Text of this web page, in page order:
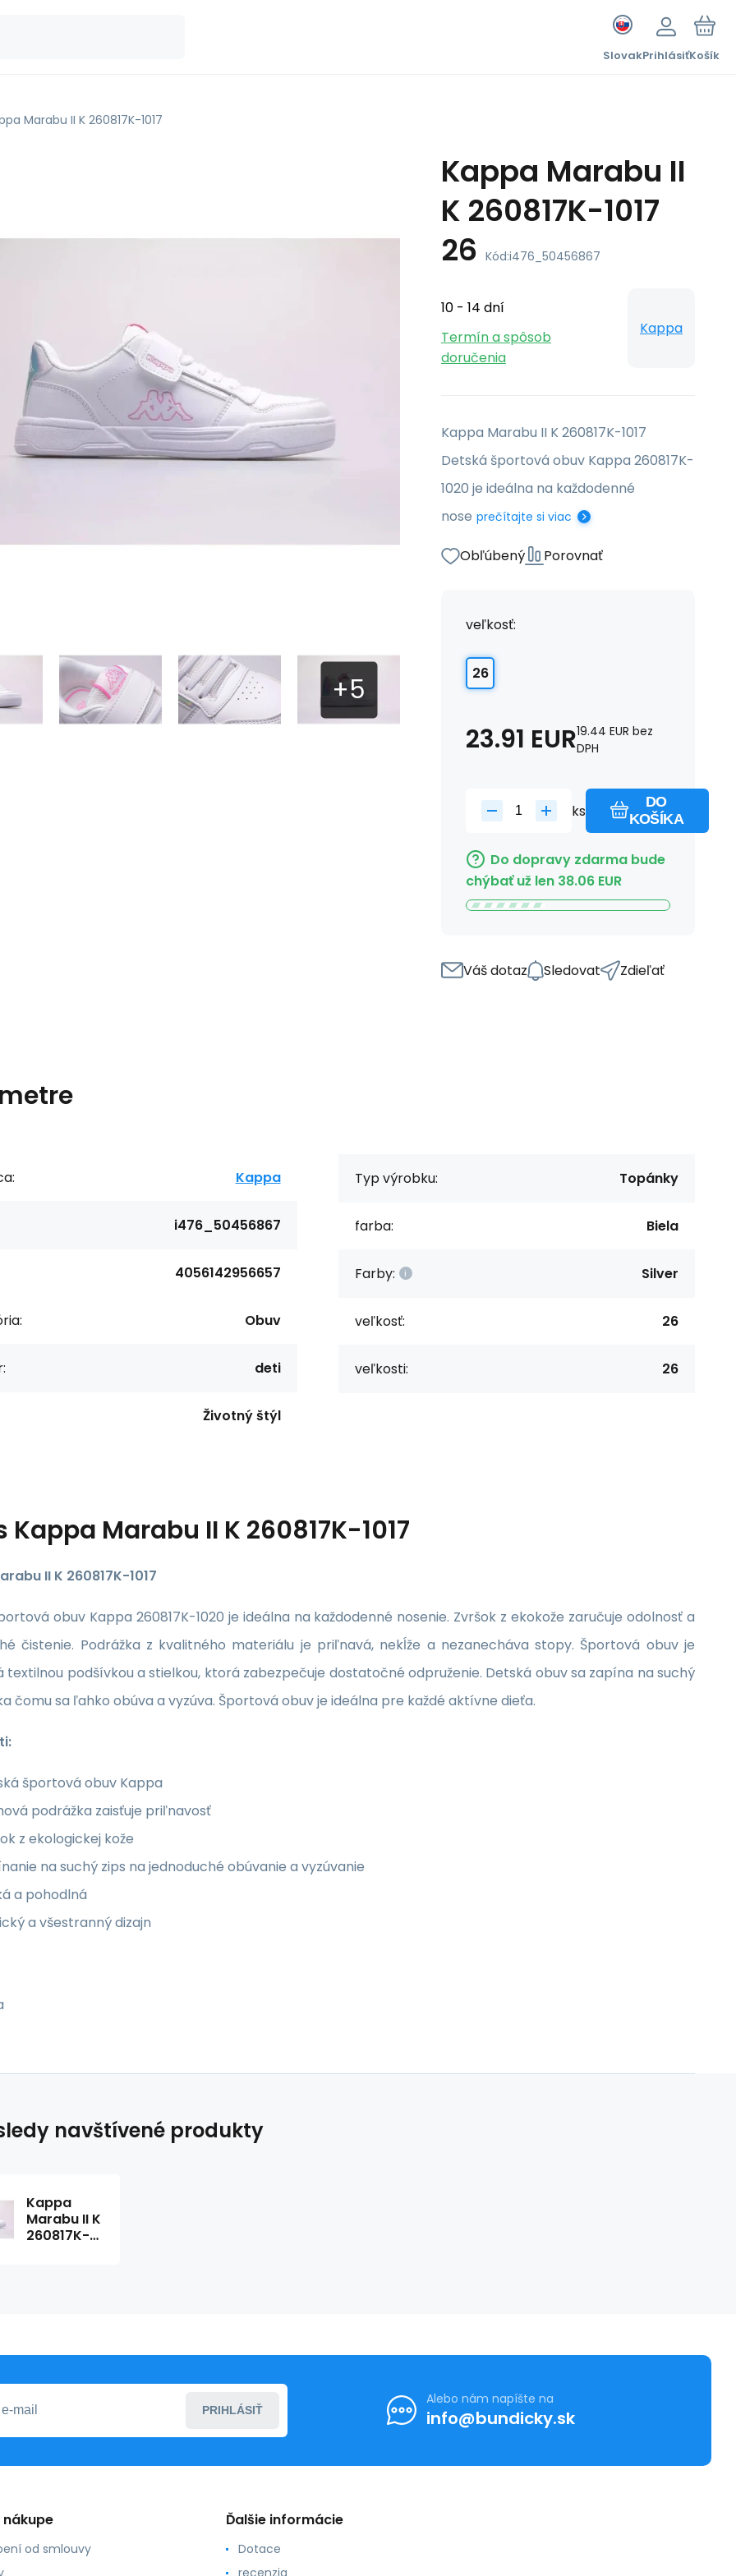
SlovakPrihlásiťKošík
Marabu II K 260817K-1017
Kappa Marabu II
K 260817K-1017
26 Kód:i476_50456867
10 - 14 dní
Termín a spôsob
doručenia
Kappa
Kappa Marabu II K 260817K-1017
Detská športová obuv Kappa 260817K-
1020 je ideálna na každodenné
nose prečítajte si viac
Obľúbený Porovnať
veľkosť:
26
23.91 EUR19.44 EUR bez
DPH
ks
DO
KOŠÍKA
Do dopravy zdarma bude
chýbať už len 38.06 EUR
Váš dotaz Sledovat Zdieľať
Kappa
i476_50456867
4056142956657
Obuv
deti
Životný štýl
Typ výrobku: Topánky
farba: Biela
Farby: Silver
veľkosť: 26
veľkosti: 26
Kappa Marabu II K 260817K-1017
II K 260817K-1017
obuv Kappa 260817K-1020 je ideálna na každodenné nosenie. Zvršok z ekokože zaručuje odolnosť a
čistenie. Podrážka z kvalitného materiálu je priľnavá, nekĺže a nezanecháva stopy. Športová obuv je
textilnou podšívkou a stielkou, ktorá zabezpečuje dostatočné odpruženie. Detská obuv sa zapína na suchý
čomu sa ľahko obúva a vyzúva. Športová obuv je ideálna pre každé aktívne dieťa.
športová obuv Kappa
podrážka zaisťuje priľnavosť
z ekologickej kože
na suchý zips na jednoduché obúvanie a vyzúvanie
a pohodlná
a všestranný dizajn
navštívené produkty
Kappa
Marabu II K
260817K-
PRIHLÁSIŤ
Alebo nám napíšte na
info@bundicky.sk
od smlouvy
Ďalšie informácie
Dotace
recenzia